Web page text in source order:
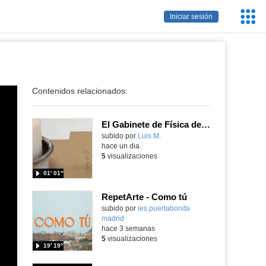
Iniciar sesión
Contenidos relacionados:
El Gabinete de Física del IES Enrique Tierno Galván de Parla (Curso 25-26)
Contenido educativo.
subido por Luis M.
01′ 01″
hace un dia
5visualizaciones
RepetArte - Como tú
subido por ies puertabonita
madrid
19′ 19″
hace 3 semanas
5visualizaciones